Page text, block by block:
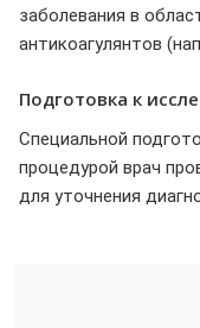
заболевания в
антикоагулянтов
Подготовка к
Специальной
процедурой врач
для уточнения